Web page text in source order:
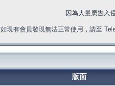
因為大量廣告入
如現有會員發現無法正常使用，請至
版面